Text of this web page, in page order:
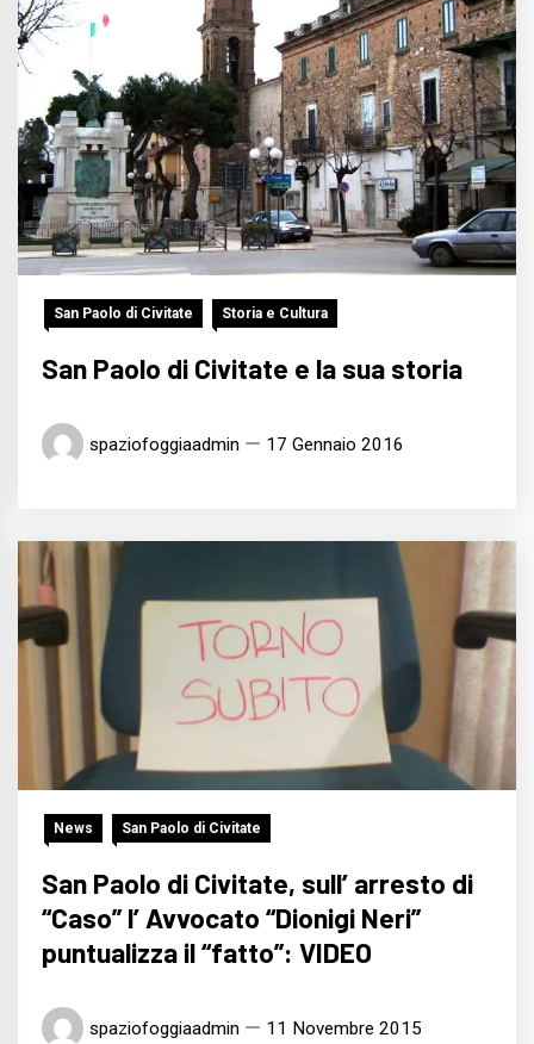
San Paolo di Civitate Storia e Cultura
San Paolo di Civitate e la sua storia
spaziofoggiaadmin 17 Gennaio 2016
News San Paolo di Civitate
San Paolo di Civitate, sull’ arresto di
“Caso” l’ Avvocato “Dionigi Neri”
puntualizza il “fatto”: VIDEO
spaziofoggiaadmin 11 Novembre 2015